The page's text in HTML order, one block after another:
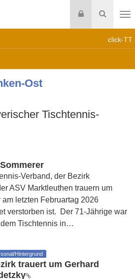
Suche
Login
click-TT
Ost
Tischtennis-
Verband, der Bezirk
ASV Marktleuthen trauern um
am letzten Februartag 2026
verstorben ist. Der 71-Jährige war
Tischtennis in…
Hintergrund
trauert um Gerhard